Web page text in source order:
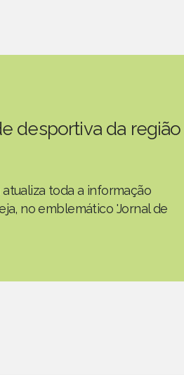
desportiva da região
toda a informação
no emblemático 'Jornal de